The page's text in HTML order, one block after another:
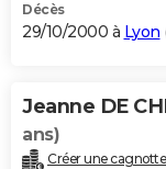
Décès
29/10/2000 à Lyon
Jeanne DE
ans)
Créer une